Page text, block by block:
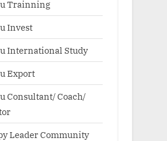
Trainning
Invest
International Study
Export
Consultant/ Coach/
Leader Community